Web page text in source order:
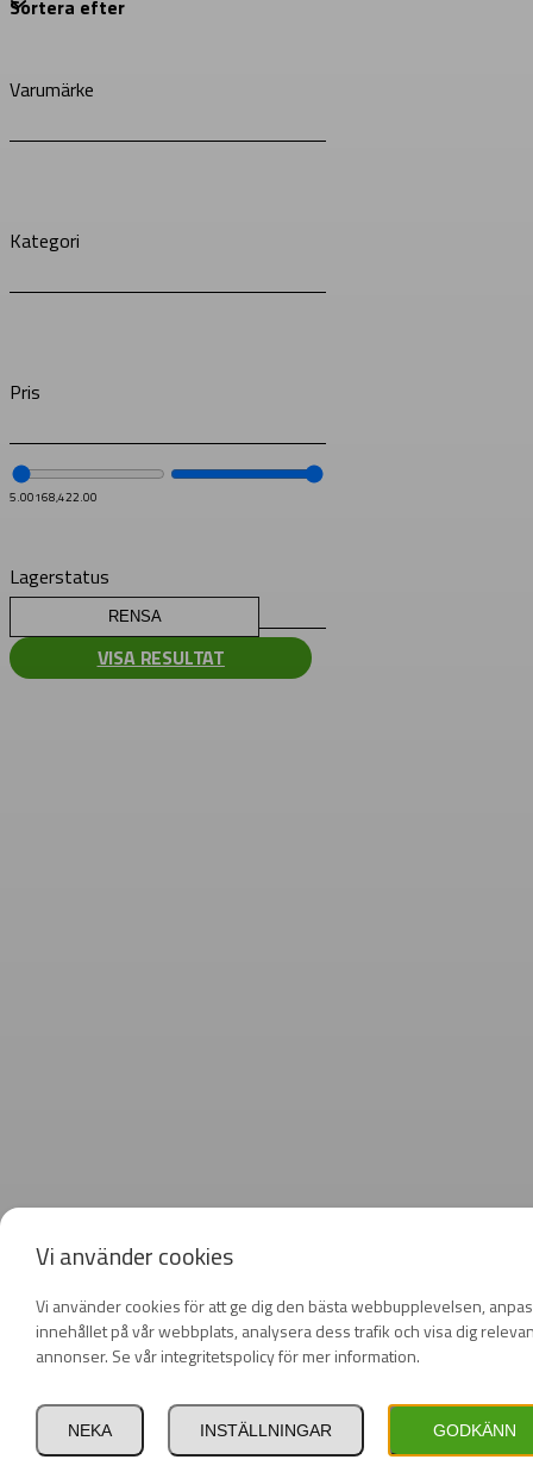
Privat
inkl. moms
Företag
exkl. moms
Vi använder cookies
Vi använder cookies för att ge dig den bästa webbupplevelsen,
innehållet på vår webbplats, analysera dess trafik och visa dig
annonser. Se vår integritetspolicy för mer information.
GODKÄNN
INSTÄLLNINGAR
NEKA
Varumärke
Kategori
Pris
5.00168,422.00
Lagerstatus
RENSA
VISA RESULTAT